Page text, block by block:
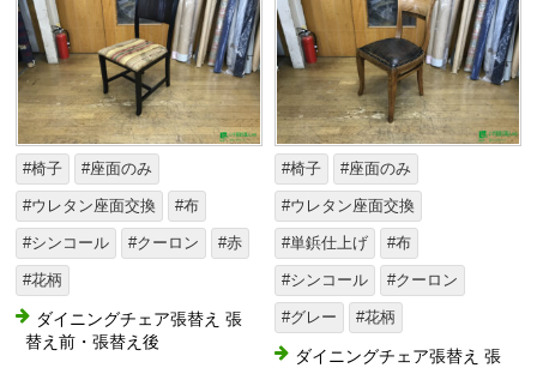
#椅子 #座面のみ
#ウレタン座面交換 #布
#シンコール #クーロン #赤
#花柄
ダイニングチェア張替え 張
替え前・張替え後
#椅子 #座面のみ
#ウレタン座面交換
#単鋲仕上げ #布
#シンコール #クーロン
#グレー #花柄
ダイニングチェア張替え 張